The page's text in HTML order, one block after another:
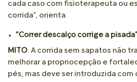
cada caso com fisioterapeuta ou
corrida”, orienta.
“Correr descalço corrige a pisada”
MITO. A corrida sem sapatos não
melhorar a propriocepção e
pés, mas deve ser introduzida com